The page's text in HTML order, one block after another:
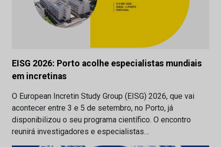
EISG 2026: Porto acolhe especialistas mundiais
em incretinas
O European Incretin Study Group (EISG) 2026, que vai
acontecer entre 3 e 5 de setembro, no Porto, já
disponibilizou o seu programa científico. O encontro
reunirá investigadores e especialistas…